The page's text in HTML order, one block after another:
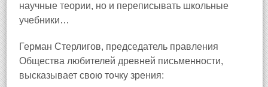
научные теории, но и переписывать школьные
учебники…
Герман Стерлигов, председатель правления
Общества любителей древней письменности,
высказывает свою точку зрения: